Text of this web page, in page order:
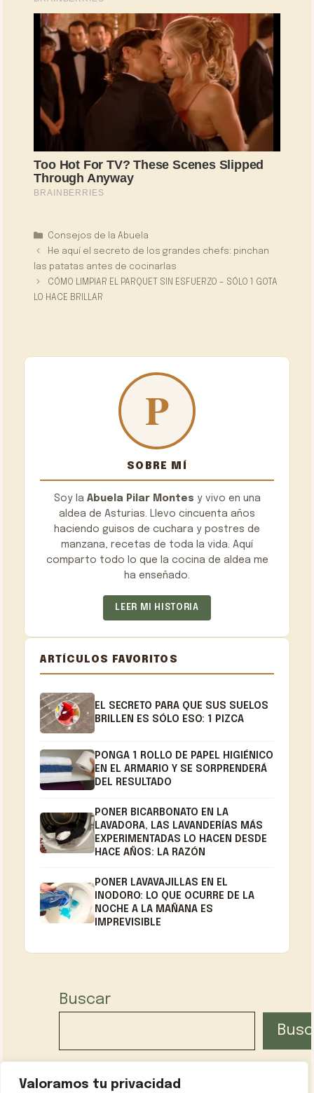
Valoramos tu privacidad
Categorías
Consejos de la Abuela
He aquí el secreto de los grandes chefs: pinchan
las patatas antes de cocinarlas
CÓMO LIMPIAR EL PARQUET SIN ESFUERZO – SÓLO 1 GOTA
LO HACE BRILLAR
SOBRE MÍ
Soy la Abuela Pilar Montes y vivo en una
aldea de Asturias. Llevo cincuenta años
haciendo guisos de cuchara y postres de
manzana, recetas de toda la vida. Aquí
comparto todo lo que la cocina de aldea me
ha enseñado.
LEER MI HISTORIA
ARTÍCULOS FAVORITOS
EL SECRETO PARA QUE SUS SUELOS
BRILLEN ES SÓLO ESO: 1 PIZCA
PONGA 1 ROLLO DE PAPEL HIGIÉNICO
EN EL ARMARIO Y SE SORPRENDERÁ
DEL RESULTADO
PONER BICARBONATO EN LA
LAVADORA, LAS LAVANDERÍAS MÁS
EXPERIMENTADAS LO HACEN DESDE
HACE AÑOS: LA RAZÓN
PONER LAVAVAJILLAS EN EL
INODORO: LO QUE OCURRE DE LA
NOCHE A LA MAÑANA ES
IMPREVISIBLE
Buscar